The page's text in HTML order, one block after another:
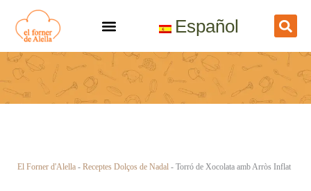
contingut
Español
El Forner d'Alella - Receptes Dolços de Nadal - Torró de Xocolata amb Arròs Inflat